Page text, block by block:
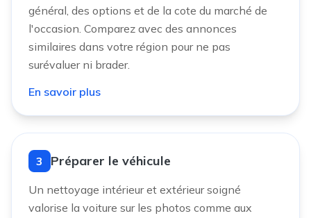
général, des options et de la cote du marché de
l'occasion. Comparez avec des annonces
similaires dans votre région pour ne pas
surévaluer ni brader.
En savoir plus
3 Préparer le véhicule
Un nettoyage intérieur et extérieur soigné
valorise la voiture sur les photos comme aux